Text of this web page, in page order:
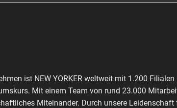
ist NEW YORKER weltweit mit 1.200
Mit einem Team von rund 23.000
Miteinander. Durch unsere Leidenschaft